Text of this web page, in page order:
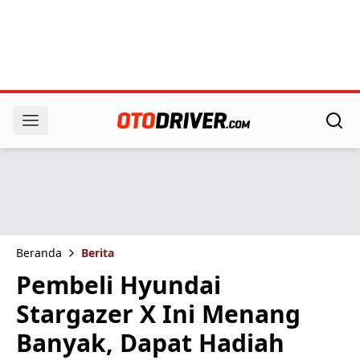
Beranda Berita
Pembeli Hyundai
Stargazer X Ini Menang
Banyak, Dapat Hadiah